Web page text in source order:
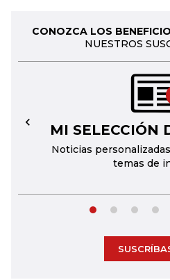
CONOZCA LOS
NUESTROS
MI SELECCIÓN
Noticias
temas de
←